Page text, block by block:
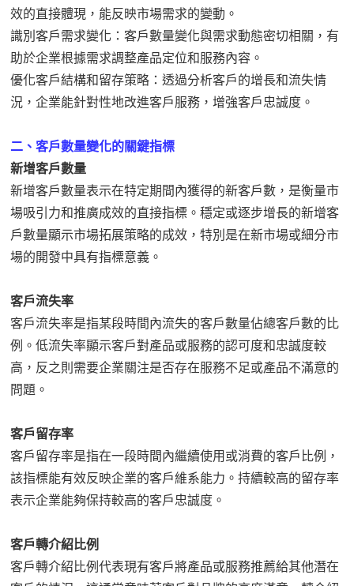
效的直接體現，能反映市場需求的變動。
識別客戶需求變化：客戶數量變化與需求動態密切相關，有
助於企業根據需求調整產品定位和服務內容。
優化客戶結構和留存策略：透過分析客戶的增長和流失情
況，企業能針對性地改進客戶服務，增強客戶忠誠度。
二、客戶數量變化的關鍵指標
新增客戶數量
新增客戶數量表示在特定期間內獲得的新客戶數，是衡量市
場吸引力和推廣成效的直接指標。穩定或逐步增長的新增客
戶數量顯示市場拓展策略的成效，特別是在新市場或細分市
場的開發中具有指標意義。
客戶流失率
客戶流失率是指某段時間內流失的客戶數量佔總客戶數的比
例。低流失率顯示客戶對產品或服務的認可度和忠誠度較
高，反之則需要企業關注是否存在服務不足或產品不滿意的
問題。
客戶留存率
客戶留存率是指在一段時間內繼續使用或消費的客戶比例，
該指標能有效反映企業的客戶維系能力。持續較高的留存率
表示企業能夠保持較高的客戶忠誠度。
客戶轉介紹比例
客戶轉介紹比例代表現有客戶將產品或服務推薦給其他潛在